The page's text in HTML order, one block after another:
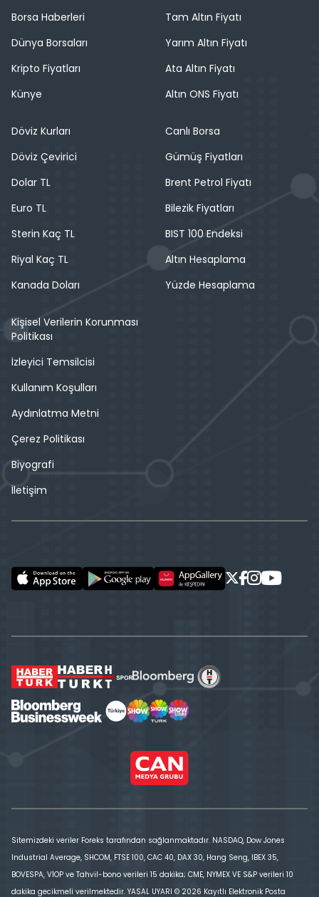
Borsa Haberleri
Dünya Borsaları
Kripto Fiyatları
Künye
Tam Altın Fiyatı
Yarım Altın Fiyatı
Ata Altın Fiyatı
Altın ONS Fiyatı
Döviz Kurları
Döviz Çevirici
Dolar TL
Euro TL
Sterin Kaç TL
Riyal Kaç TL
Kanada Doları
Canlı Borsa
Gümüş Fiyatları
Brent Petrol Fiyatı
Bilezik Fiyatları
BIST 100 Endeksi
Altın Hesaplama
Yüzde Hesaplama
Kişisel Verilerin Korunması
Politikası
İzleyici Temsilcisi
Kullanım Koşulları
Aydınlatma Metni
Çerez Politikası
Biyografi
İletişim
Sitemizdeki veriler Foreks tarafından sağlanmaktadır. NASDAQ, Dow Jones
Industrial Average, SHCOM, FTSE 100, CAC 40, DAX 30, Hang Seng, IBEX 35,
BOVESPA, VİOP ve Tahvil-bono verileri 15 dakika; CME, NYMEX VE S&P verileri 10
dakika gecikmeli verilmektedir. YASAL UYARI © 2026 Kayıtlı Elektronik Posta